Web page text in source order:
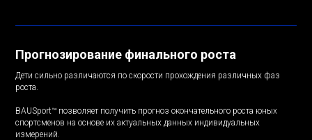
Прогнозирование финального роста
Дети сильно различаются по скорости прохождения различных фаз
роста.
BAUSport™ позволяет получить прогноз окончательного роста юных
спортсменов на основе их актуальных данных индивидуальных
измерений.